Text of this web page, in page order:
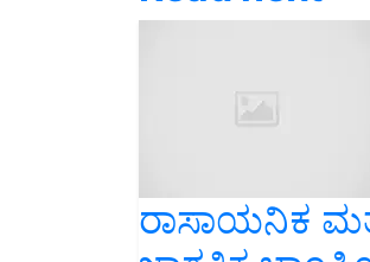
ರಾಸಾಯನಿಕ
ಜಾಗತಿಕ